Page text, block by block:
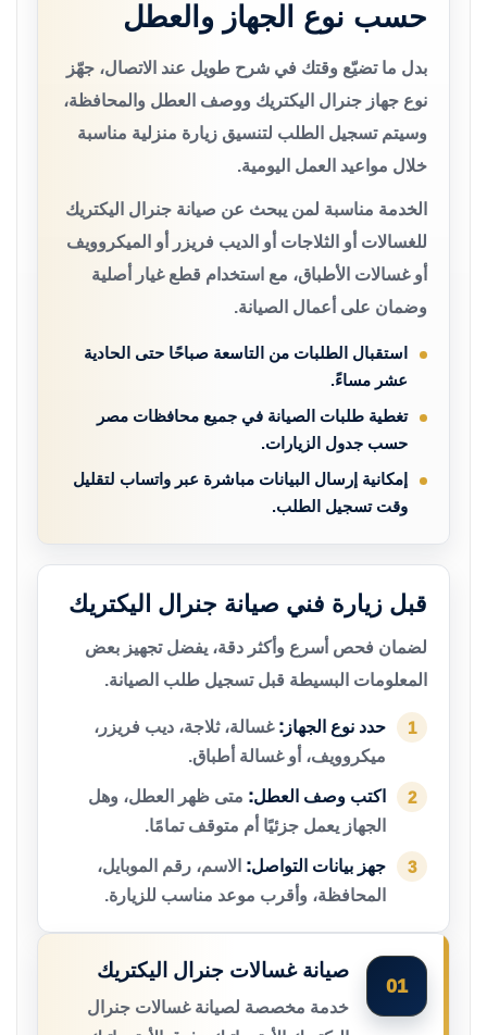
حسب نوع الجهاز والعطل
بدل ما تضيّع وقتك في شرح طويل عند الاتصال، جهّز
نوع جهاز جنرال اليكتريك ووصف العطل والمحافظة،
وسيتم تسجيل الطلب لتنسيق زيارة منزلية مناسبة
خلال مواعيد العمل اليومية.
الخدمة مناسبة لمن يبحث عن صيانة جنرال اليكتريك
للغسالات أو الثلاجات أو الديب فريزر أو الميكروويف
أو غسالات الأطباق، مع استخدام قطع غيار أصلية
وضمان على أعمال الصيانة.
استقبال الطلبات من التاسعة صباحًا حتى الحادية
عشر مساءً.
تغطية طلبات الصيانة في جميع محافظات مصر
حسب جدول الزيارات.
إمكانية إرسال البيانات مباشرة عبر واتساب لتقليل
وقت تسجيل الطلب.
قبل زيارة فني صيانة جنرال اليكتريك
لضمان فحص أسرع وأكثر دقة، يفضل تجهيز بعض
المعلومات البسيطة قبل تسجيل طلب الصيانة.
1 حدد نوع الجهاز: غسالة، ثلاجة، ديب فريزر،
ميكروويف، أو غسالة أطباق.
2 اكتب وصف العطل: متى ظهر العطل، وهل
الجهاز يعمل جزئيًا أم متوقف تمامًا.
3 جهز بيانات التواصل: الاسم، رقم الموبايل،
المحافظة، وأقرب موعد مناسب للزيارة.
01
صيانة غسالات جنرال اليكتريك
خدمة مخصصة لصيانة غسالات جنرال